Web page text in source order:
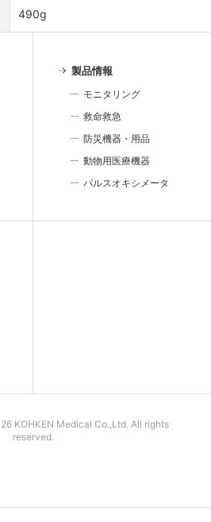
490g
製品情報
モニタリング
救命救急
防災機器・用品
動物用医療機器
パルスオキシメータ
KOHKEN Medical Co.,Ltd. All rights
reserved.